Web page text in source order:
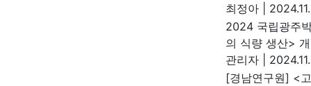
최정아
2024 국립광주
의 식량 생산>
관리자
[경남연구원] <